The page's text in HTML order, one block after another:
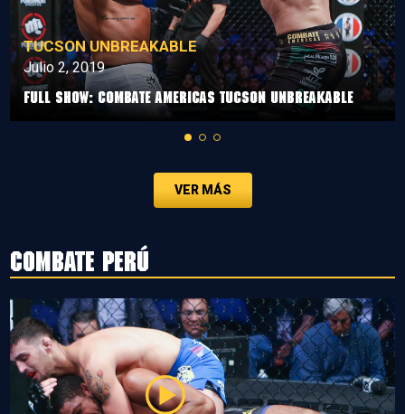
TUCSON UNBREAKABLE
Julio 2, 2019
Full Show: Combate Americas Tucson Unbreakable
VER MÁS
Combate Perú